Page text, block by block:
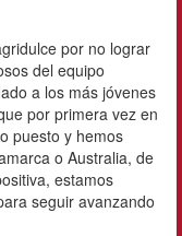
por no lograr
del equipo
a los más jóvenes
por primera vez en
puesto y hemos
o Australia, de
estamos
seguir avanzando